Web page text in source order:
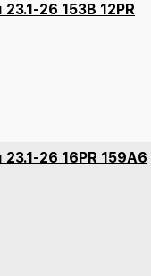
26 153B 12PR
26 16PR 159A6